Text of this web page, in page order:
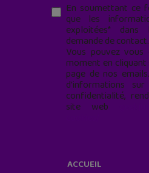
En soumettant ce
que les
exploitées*
demande de contact.
Vous pouvez
moment en cliquant
page de nos
d'informations
confidentialité,
site web
ACCUEIL